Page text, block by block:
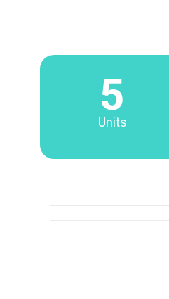
5
Units